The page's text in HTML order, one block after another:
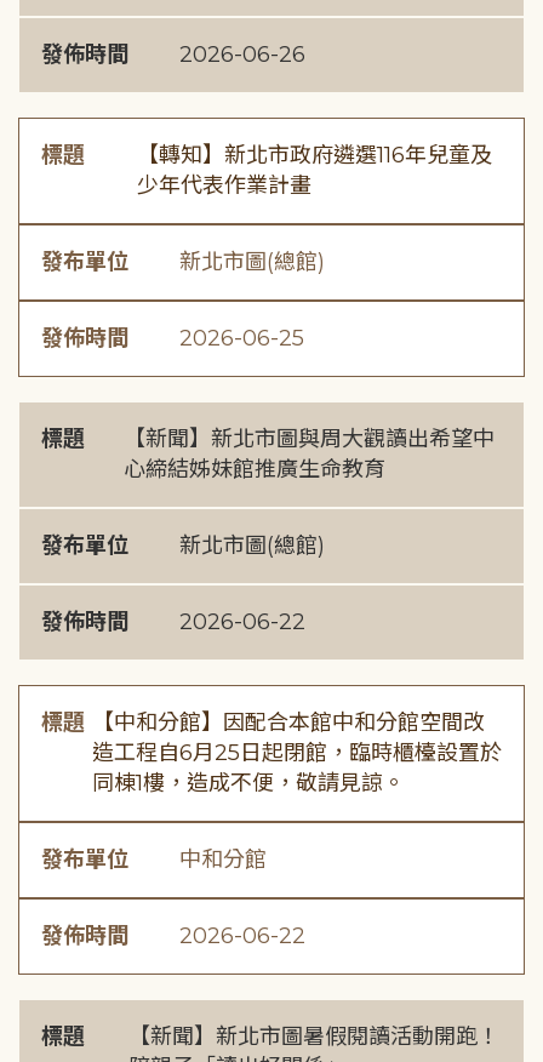
發佈時間 2026-06-26
標題
【轉知】新北市政府遴選116年兒童及
少年代表作業計畫
發布單位 新北市圖(總館)
發佈時間 2026-06-25
標題
【新聞】新北市圖與周大觀讀出希望中
心締結姊妹館推廣生命教育
發布單位 新北市圖(總館)
發佈時間 2026-06-22
標題
【中和分館】因配合本館中和分館空間改
造工程自6月25日起閉館，臨時櫃檯設置於
同棟1樓，造成不便，敬請見諒。
發布單位 中和分館
發佈時間 2026-06-22
標題
【新聞】新北市圖暑假閱讀活動開跑！